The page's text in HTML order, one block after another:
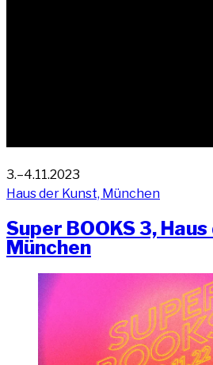
3.–4.11.2023
Haus der Kunst, München
Super BOOKS 3,
München